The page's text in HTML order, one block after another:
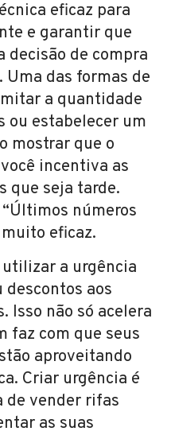
eficaz para
e garantir que
decisão de compra
das formas de
a quantidade
ou estabelecer um
mostrar que o
incentiva as
que seja tarde.
números
eficaz.
a urgência
descontos aos
Isso não só acelera
faz com que seus
aproveitando
Criar urgência é
de vender rifas
as suas